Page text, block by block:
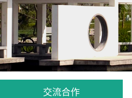
交流合作